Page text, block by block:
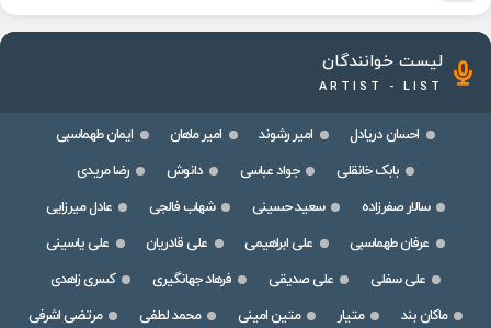
لیست خوانندگان
ARTIST - LIST
احسان دریادل امیر رشوند امیر ماهان
ایمان طهماسبی
بابک خانقلی
جواد عباسی دانوش
رضا مریدی
سالار صفرزاده
سعید حسینی شهاب فالجی
عادل میرزایی
عرفان طهماسبی
علی ابراهیمی علی قادریان
علی یاسینی
علی سفلی
علی صدیقی فرهاد جهانگیری
کسری زاهدی
ماکان بند
متیار متین امینی محمد لطفی
مرتضی اشرفی